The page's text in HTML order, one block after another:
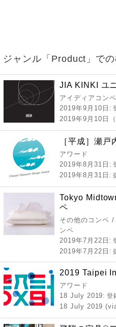
ジャンル「Product」で
JIA KINKI ユ
アイディアコン
2019年9月10日 :
2019年9月10日
［平成］瀬
アワード
2019年8月31日 :
2019年8月31日 :
Tokyo
ペ
その他のコンペ
ンペ
2019年7月22日 :
2019年7月22日 :
2019 Taipei
アワード
18 July 2019: 登
18 July 2019